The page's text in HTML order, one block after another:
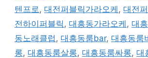
텐프로, 대전퍼블릭가라오케 , 대전
전하이퍼블릭, 대흥동가라오케 , 대
동노래클럽, 대흥동룸bar, 대흥동룸
롱, 대흥동룸살롱, 대흥동룸싸롱, 대